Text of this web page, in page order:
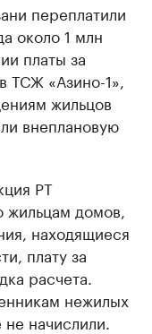
переплатили
около 1 млн
платы за
ТСЖ «Азино-1»,
жильцов
внеплановую
РТ
жильцам домов,
находящиеся
плату за
расчета.
нежилых
начислили.